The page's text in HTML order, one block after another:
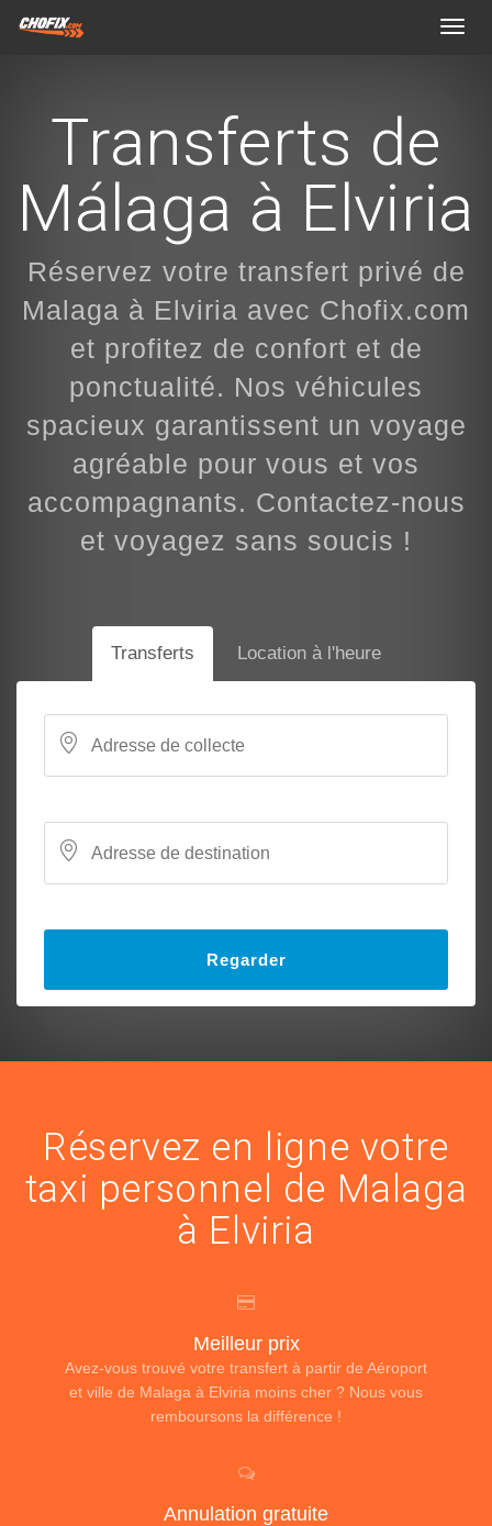
Transferts de
Málaga à Elviria
Réservez votre transfert privé de
Malaga à Elviria avec Chofix.com
et profitez de confort et de
ponctualité. Nos véhicules
spacieux garantissent un voyage
agréable pour vous et vos
accompagnants. Contactez-nous
et voyagez sans soucis !
Transferts Location à l'heure
Regarder
Réservez en ligne votre
taxi personnel de Malaga
à Elviria
Meilleur prix
Avez-vous trouvé votre transfert à partir de Aéroport
et ville de Malaga à Elviria moins cher ? Nous vous
remboursons la différence !
Annulation gratuite